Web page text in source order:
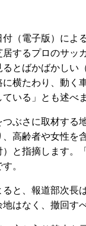
（電子版）によ
するプロのサ
とばかばかしい
横たわり、動く
いる」とも述べ
ぶさに取材する
高齢者や女性を
と指摘します。
。
と、報道部次長
はなく、撤回す